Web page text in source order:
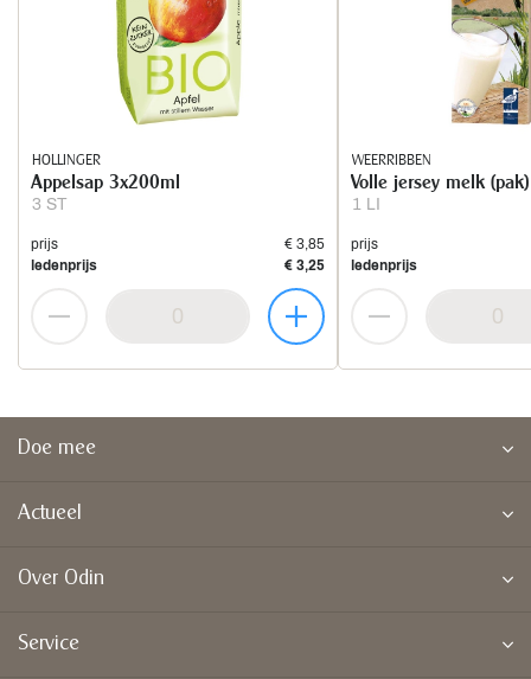
HOLLINGER
3 ST
Appelsap 3x200ml
prijs
€ 3,85
ledenprijs
€ 3,25
WEERRIBBEN
1 LI
Volle jersey melk (pak)
prijs
ledenprijs
Doe mee
Actueel
Over Odin
Service